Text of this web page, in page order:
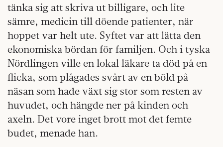
tänka sig att skriva ut billigare, och lite
sämre, medicin till döende patienter, när
hoppet var helt ute. Syftet var att lätta den
ekonomiska bördan för familjen. Och i tyska
Nördlingen ville en lokal läkare ta död på en
flicka, som plågades svårt av en böld på
näsan som hade växt sig stor som resten av
huvudet, och hängde ner på kinden och
axeln. Det vore inget brott mot det femte
budet, menade han.